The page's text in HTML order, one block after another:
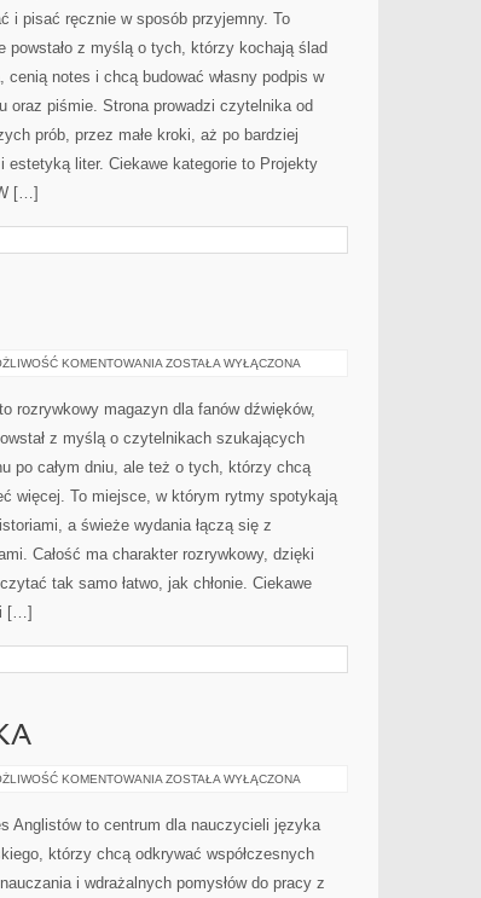
i pisać ręcznie w sposób przyjemny. To
powstało z myślą o tych, którzy kochają ślad
cenią notes i chcą budować własny podpis w
oraz piśmie. Strona prowadzi czytelnika od
prób, przez małe kroki, aż po bardziej
liter. Ciekawe kategorie to Projekty
[…]
KOMENTOWANIA ZESPOŁY
ZOSTAŁA WYŁĄCZONA
rozrywkowy magazyn dla fanów dźwięków,
z myślą o czytelnikach szukających
po całym dniu, ale też o tych, którzy chcą
więcej. To miejsce, w którym rytmy spotykają
a świeże wydania łączą się z
Całość ma charakter rozrywkowy, dzięki
tak samo łatwo, jak chłonie. Ciekawe
i […]
KOMENTOWANIA GRAMATYKA
ZOSTAŁA WYŁĄCZONA
Anglistów to centrum dla nauczycieli języka
którzy chcą odkrywać współczesnych
i wdrażalnych pomysłów do pracy z